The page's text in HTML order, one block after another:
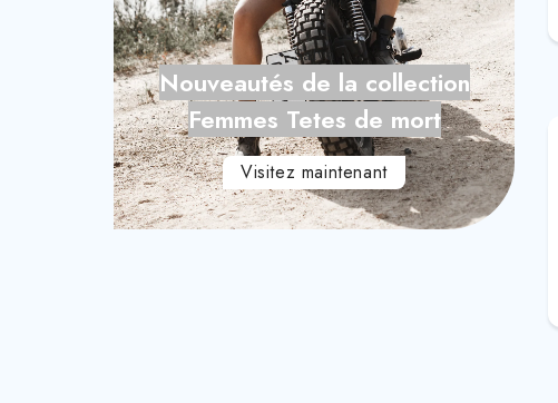
Salva
Nouveautés de la collection
Femmes Tetes de mort
Visitez maintenant